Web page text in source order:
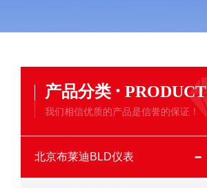
产品分类 · PRODUCT
我们相信优质的产品是信誉的保证！
北京布莱迪BLD仪表